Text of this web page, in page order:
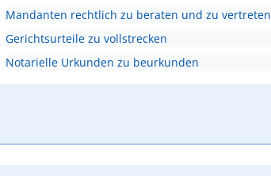
Mandanten rechtlich zu beraten und zu vertreten
Gerichtsurteile zu vollstrecken
Notarielle Urkunden zu beurkunden